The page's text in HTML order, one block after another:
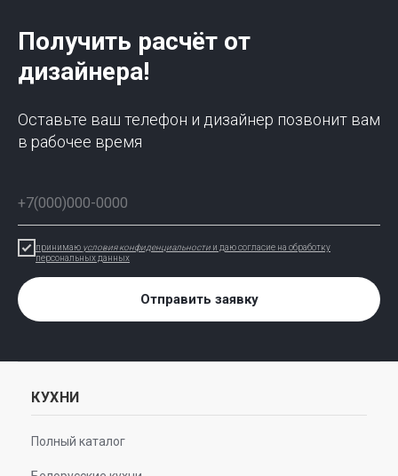
Получить расчёт от
дизайнера!
Оставьте ваш телефон и дизайнер позвонит вам
в рабочее время
принимаю условия конфиденциальности и даю согласие на обработку
персональных данных
Отправить заявку
КУХНИ
Полный каталог